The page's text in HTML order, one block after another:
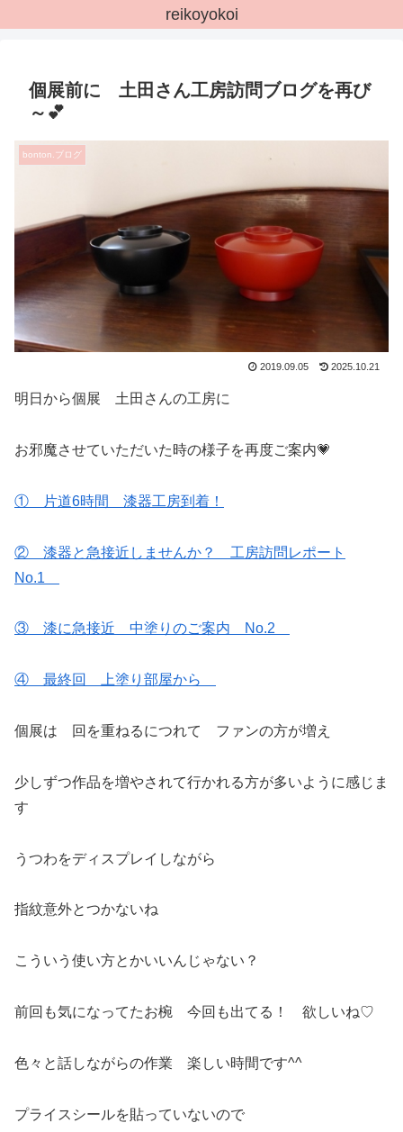
reikoyokoi
個展前に 土田さん工房訪問ブログを再び
～💕
bonton.ブログ
2019.09.05 2025.10.21
明日から個展 土田さんの工房に
お邪魔させていただいた時の様子を再度ご案内💗
① 片道6時間 漆器工房到着！
② 漆器と急接近しませんか？ 工房訪問レポート
No.1
③ 漆に急接近 中塗りのご案内 No.2
④ 最終回 上塗り部屋から
個展は 回を重ねるにつれて ファンの方が増え
少しずつ作品を増やされて行かれる方が多いように感じま
す
うつわをディスプレイしながら
指紋意外とつかないね
こういう使い方とかいいんじゃない？
前回も気になってたお椀 今回も出てる！ 欲しいね♡
色々と話しながらの作業 楽しい時間です^^
プライスシールを貼っていないので